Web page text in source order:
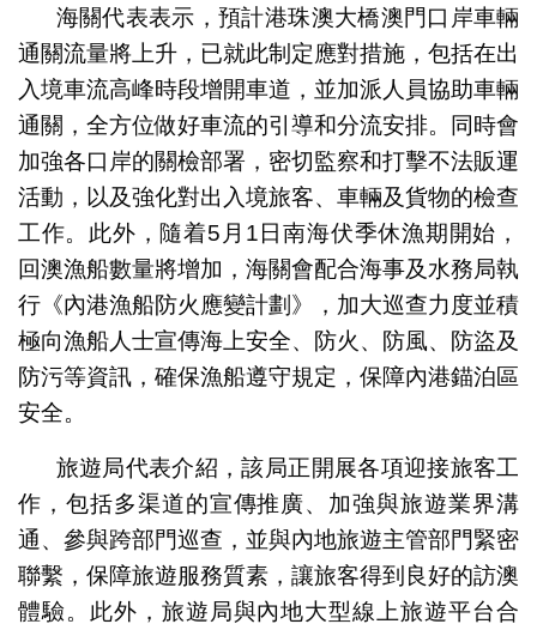
海關代表表示，預計港珠澳大橋澳門口岸車輛
通關流量將上升，已就此制定應對措施，包括在出
入境車流高峰時段增開車道，並加派人員協助車輛
通關，全方位做好車流的引導和分流安排。同時會
加強各口岸的關檢部署，密切監察和打擊不法販運
活動，以及強化對出入境旅客、車輛及貨物的檢查
工作。此外，隨着5月1日南海伏季休漁期開始，
回澳漁船數量將增加，海關會配合海事及水務局執
行《內港漁船防火應變計劃》，加大巡查力度並積
極向漁船人士宣傳海上安全、防火、防風、防盜及
防污等資訊，確保漁船遵守規定，保障內港錨泊區
安全。
旅遊局代表介紹，該局正開展各項迎接旅客工
作，包括多渠道的宣傳推廣、加強與旅遊業界溝
通、參與跨部門巡查，並與內地旅遊主管部門緊密
聯繫，保障旅遊服務質素，讓旅客得到良好的訪澳
體驗。此外，旅遊局與內地大型線上旅遊平台合